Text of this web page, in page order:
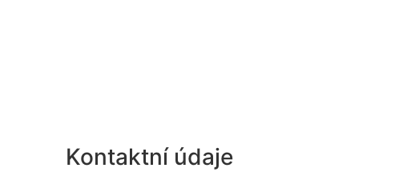
Kontaktní údaje